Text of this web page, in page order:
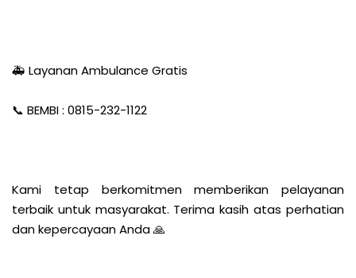
🚑 Layanan Ambulance Gratis
📞 BEMBI : 0815-232-1122
Kami tetap berkomitmen memberikan pelayanan
terbaik untuk masyarakat. Terima kasih atas perhatian
dan kepercayaan Anda 🙏